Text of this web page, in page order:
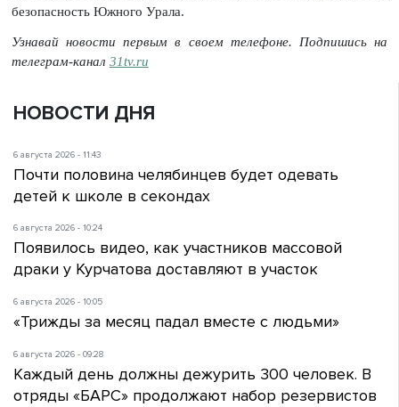
безопасность Южного Урала.
Узнавай новости первым в своем телефоне. Подпишись на
телеграм-канал 31tv.ru
НОВОСТИ ДНЯ
6 августа 2026 - 11:43
Почти половина челябинцев будет одевать
детей к школе в секондах
6 августа 2026 - 10:24
Появилось видео, как участников массовой
драки у Курчатова доставляют в участок
6 августа 2026 - 10:05
«Трижды за месяц падал вместе с людьми»
6 августа 2026 - 09:28
Каждый день должны дежурить 300 человек. В
отряды «БАРС» продолжают набор резервистов